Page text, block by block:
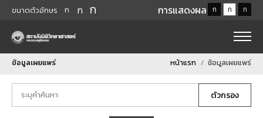
ขนาดตัวอักษร ก ก ก การแสดงผล ก ก ก
ข้อมูลเผยแพร่ หน้าแรก ข้อมูลเผยแพร่
ตัวกรอง